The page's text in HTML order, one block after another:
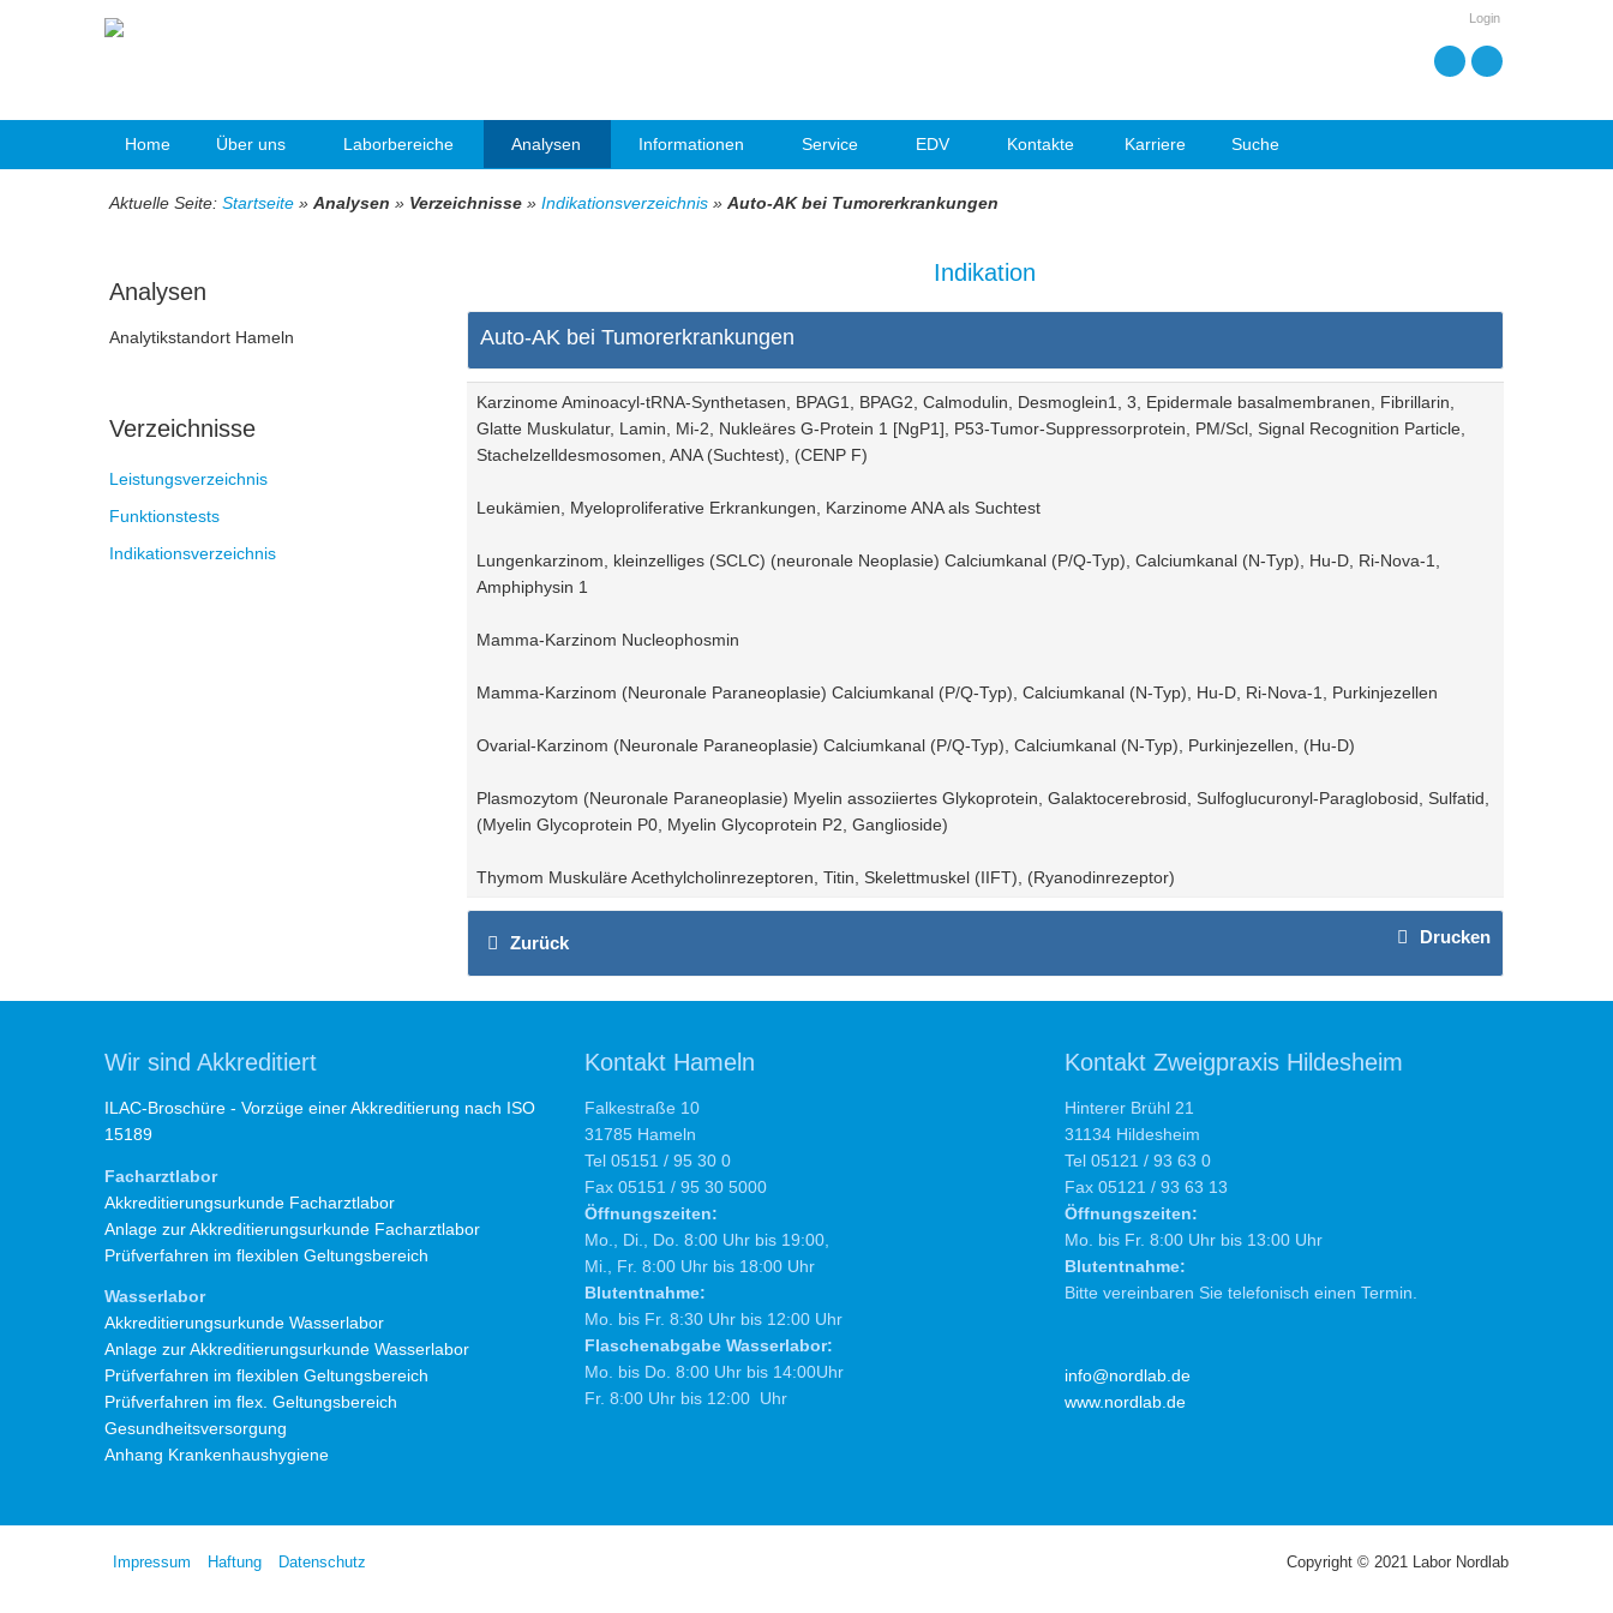
Login
Home Über uns Laborbereiche Analysen Informationen Service EDV Kontakte Karriere Suche
Aktuelle Seite: Startseite » Analysen » Verzeichnisse » Indikationsverzeichnis » Auto-AK bei Tumorerkrankungen
Analysen
Analytikstandort Hameln
Verzeichnisse
Leistungsverzeichnis
Funktionstests
Indikationsverzeichnis
Indikation
Auto-AK bei Tumorerkrankungen
Karzinome Aminoacyl-tRNA-Synthetasen, BPAG1, BPAG2, Calmodulin, Desmoglein1, 3, Epidermale basalmembranen, Fibrillarin,
Glatte Muskulatur, Lamin, Mi-2, Nukleäres G-Protein 1 [NgP1], P53-Tumor-Suppressorprotein, PM/Scl, Signal Recognition Particle,
Stachelzelldesmosomen, ANA (Suchtest), (CENP F)
Leukämien, Myeloproliferative Erkrankungen, Karzinome ANA als Suchtest
Lungenkarzinom, kleinzelliges (SCLC) (neuronale Neoplasie) Calciumkanal (P/Q-Typ), Calciumkanal (N-Typ), Hu-D, Ri-Nova-1,
Amphiphysin 1
Mamma-Karzinom Nucleophosmin
Mamma-Karzinom (Neuronale Paraneoplasie) Calciumkanal (P/Q-Typ), Calciumkanal (N-Typ), Hu-D, Ri-Nova-1, Purkinjezellen
Ovarial-Karzinom (Neuronale Paraneoplasie) Calciumkanal (P/Q-Typ), Calciumkanal (N-Typ), Purkinjezellen, (Hu-D)
Plasmozytom (Neuronale Paraneoplasie) Myelin assoziiertes Glykoprotein, Galaktocerebrosid, Sulfoglucuronyl-Paraglobosid, Sulfatid,
(Myelin Glycoprotein P0, Myelin Glycoprotein P2, Ganglioside)
Thymom Muskuläre Acethylcholinrezeptoren, Titin, Skelettmuskel (IIFT), (Ryanodinrezeptor)
Zurück Drucken
Wir sind Akkreditiert
ILAC-Broschüre - Vorzüge einer Akkreditierung nach ISO
15189
Facharztlabor
Akkreditierungsurkunde Facharztlabor
Anlage zur Akkreditierungsurkunde Facharztlabor
Prüfverfahren im flexiblen Geltungsbereich
Wasserlabor
Akkreditierungsurkunde Wasserlabor
Anlage zur Akkreditierungsurkunde Wasserlabor
Prüfverfahren im flexiblen Geltungsbereich
Prüfverfahren im flex. Geltungsbereich
Gesundheitsversorgung
Anhang Krankenhaushygiene
Kontakt Hameln
Falkestraße 10
31785 Hameln
Tel 05151 / 95 30 0
Fax 05151 / 95 30 5000
Öffnungszeiten:
Mo., Di., Do. 8:00 Uhr bis 19:00,
Mi., Fr. 8:00 Uhr bis 18:00 Uhr
Blutentnahme:
Mo. bis Fr. 8:30 Uhr bis 12:00 Uhr
Flaschenabgabe Wasserlabor:
Mo. bis Do. 8:00 Uhr bis 14:00Uhr
Fr. 8:00 Uhr bis 12:00 Uhr
Kontakt Zweigpraxis Hildesheim
Hinterer Brühl 21
31134 Hildesheim
Tel 05121 / 93 63 0
Fax 05121 / 93 63 13
Öffnungszeiten:
Mo. bis Fr. 8:00 Uhr bis 13:00 Uhr
Blutentnahme:
Bitte vereinbaren Sie telefonisch einen Termin.
info@nordlab.de
www.nordlab.de
Impressum Haftung Datenschutz Copyright © 2021 Labor Nordlab